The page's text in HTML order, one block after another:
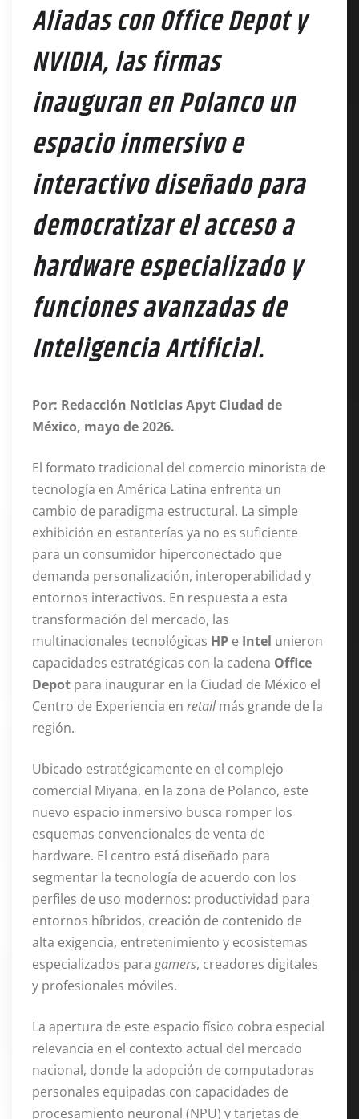
Aliadas con Office Depot y
NVIDIA, las firmas
inauguran en Polanco un
espacio inmersivo e
interactivo diseñado para
democratizar el acceso a
hardware especializado y
funciones avanzadas de
Inteligencia Artificial.
Por: Redacción Noticias Apyt Ciudad de
México, mayo de 2026.
El formato tradicional del comercio minorista de
tecnología en América Latina enfrenta un
cambio de paradigma estructural. La simple
exhibición en estanterías ya no es suficiente
para un consumidor hiperconectado que
demanda personalización, interoperabilidad y
entornos interactivos. En respuesta a esta
transformación del mercado, las
multinacionales tecnológicas HP e Intel unieron
capacidades estratégicas con la cadena Office
Depot para inaugurar en la Ciudad de México el
Centro de Experiencia en retailmás grande de la
región.
Ubicado estratégicamente en el complejo
comercial Miyana, en la zona de Polanco, este
nuevo espacio inmersivo busca romper los
esquemas convencionales de venta de
hardware. El centro está diseñado para
segmentar la tecnología de acuerdo con los
perfiles de uso modernos: productividad para
entornos híbridos, creación de contenido de
alta exigencia, entretenimiento y ecosistemas
especializados para gamers, creadores digitales
y profesionales móviles.
La apertura de este espacio físico cobra especial
relevancia en el contexto actual del mercado
nacional, donde la adopción de computadoras
personales equipadas con capacidades de
procesamiento neuronal (NPU) y tarjetas de